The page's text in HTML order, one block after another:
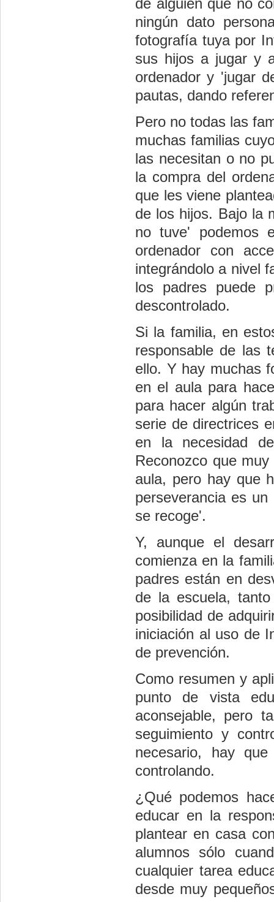
de alguien que no
ningún dato
fotografía tuya por
sus hijos a jugar y
ordenador y 'jugar
pautas, dando
Pero no todas las
muchas familias
las necesitan o no
la compra del
que les viene
de los hijos. Bajo la
no tuve' podemos
ordenador con
integrándolo a nivel
los padres puede
descontrolado.
Si la familia, en
responsable de las
ello. Y hay muchas
en el aula para
para hacer algún
serie de directrices
en la necesidad
Reconozco que
aula, pero hay que
perseverancia es
se recoge'.
Y, aunque el
comienza en la
padres están en
de la escuela,
posibilidad de
iniciación al uso de
de prevención.
Como resumen y
punto de vista
aconsejable, pero
seguimiento y
necesario, hay
controlando.
¿Qué podemos
educar en la
plantear en casa
alumnos sólo
cualquier tarea
desde muy